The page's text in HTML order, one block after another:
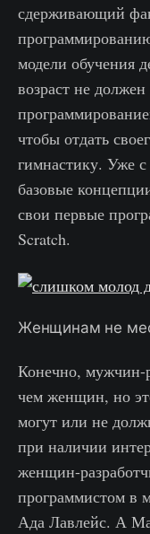
сдерживающий
модели обучения
возраст не
чтобы отдать
гимнастику. Уже
базовые
свои первые
Scratch.
Женщинам не
Конечно, мужчин-
чем женщин, но
могут или не
при наличии
женщин-
программистом в
Ада Лавлейс. А